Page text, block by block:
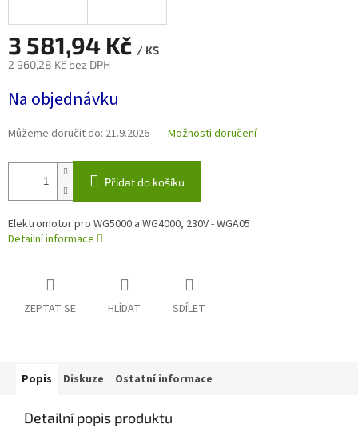
3 581,94 Kč / KS
2 960,28 Kč bez DPH
cena:
Na objednávku
Můžeme doručit do: 21.9.2026 Možnosti doručení
Přidat do košíku
Elektromotor pro WG5000 a WG4000, 230V - WGA05
Detailní informace
ZEPTAT SE HLÍDAT SDÍLET
Popis Diskuze Ostatní informace
Detailní popis produktu